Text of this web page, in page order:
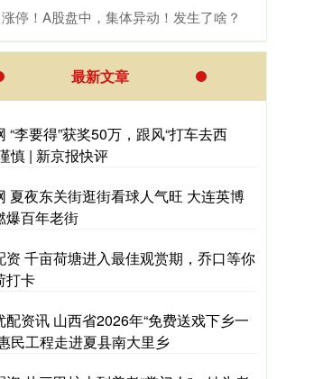
停！A股盘中，集体异动！发生了啥？
最新文章
“李要得”获奖50万，跟风“打车去西
慎 | 新京报快评
夏夜东关街逛街看球人气旺 大连英博
爆百年老街
资 千亩荷塘进入最佳观赏期，乔口等你
打卡
配资讯 山西省2026年“免费送戏下乡一
民工程走进夏县南大里乡